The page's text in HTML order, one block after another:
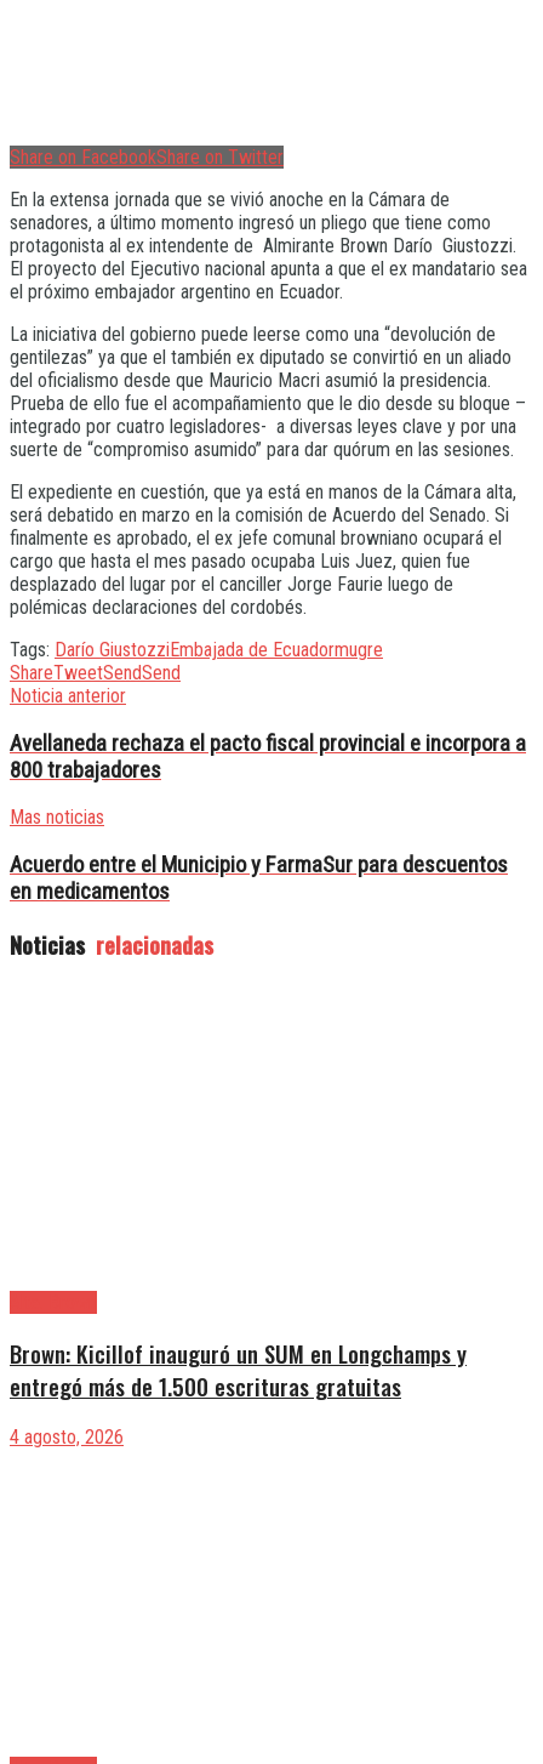
Share on FacebookShare on Twitter
En la extensa jornada que se vivió anoche en la Cámara de
senadores, a último momento ingresó un pliego que tiene como
protagonista al ex intendente de Almirante Brown Darío Giustozzi.
El proyecto del Ejecutivo nacional apunta a que el ex mandatario sea
el próximo embajador argentino en Ecuador.
La iniciativa del gobierno puede leerse como una “devolución de
gentilezas” ya que el también ex diputado se convirtió en un aliado
del oficialismo desde que Mauricio Macri asumió la presidencia.
Prueba de ello fue el acompañamiento que le dio desde su bloque –
integrado por cuatro legisladores- a diversas leyes clave y por una
suerte de “compromiso asumido” para dar quórum en las sesiones.
El expediente en cuestión, que ya está en manos de la Cámara alta,
será debatido en marzo en la comisión de Acuerdo del Senado. Si
finalmente es aprobado, el ex jefe comunal browniano ocupará el
cargo que hasta el mes pasado ocupaba Luis Juez, quien fue
desplazado del lugar por el canciller Jorge Faurie luego de
polémicas declaraciones del cordobés.
Tags: Darío GiustozziEmbajada de Ecuadormugre
ShareTweetSendSend
Noticia anterior
Avellaneda rechaza el pacto fiscal provincial e incorpora a
800 trabajadores
Mas noticias
Acuerdo entre el Municipio y FarmaSur para descuentos
en medicamentos
Noticias relacionadas
Brown: Kicillof inauguró un SUM en Longchamps y
entregó más de 1.500 escrituras gratuitas
4 agosto, 2026